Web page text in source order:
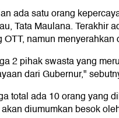
ada satu orang
Tata Maulana. Terakhir
OTT, namun menyerahkan
2 pihak swasta yang
dari Gubernur,"
total ada 10 orang yang
diumumkan besok